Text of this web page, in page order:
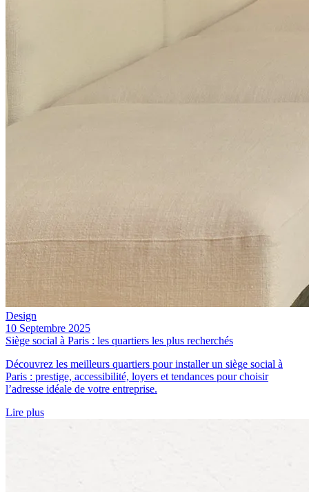
Design
10 Septembre 2025
Siège social à Paris : les quartiers les plus recherchés
Découvrez les meilleurs quartiers pour installer un siège social à
Paris : prestige, accessibilité, loyers et tendances pour choisir
l’adresse idéale de votre entreprise.
Lire plus